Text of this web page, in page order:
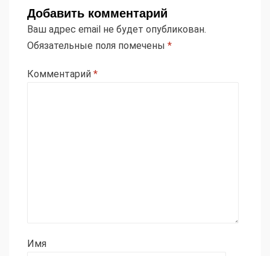
Добавить комментарий
Ваш адрес email не будет опубликован.
Обязательные поля помечены *
Комментарий *
Имя